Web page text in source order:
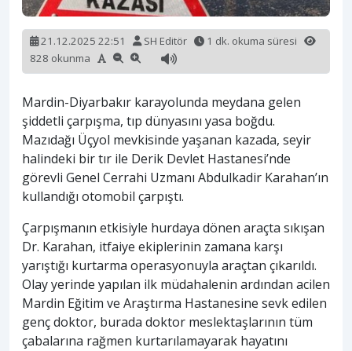
21.12.2025 22:51 SH Editör
1 dk. okuma süresi
828 okunma
Mardin-Diyarbakır karayolunda meydana gelen
şiddetli çarpışma, tıp dünyasını yasa boğdu.
Mazıdağı Üçyol mevkisinde yaşanan kazada, seyir
halindeki bir tır ile Derik Devlet Hastanesi’nde
görevli Genel Cerrahi Uzmanı Abdulkadir Karahan’ın
kullandığı otomobil çarpıştı.
Çarpışmanın etkisiyle hurdaya dönen araçta sıkışan
Dr. Karahan, itfaiye ekiplerinin zamana karşı
yarıştığı kurtarma operasyonuyla araçtan çıkarıldı.
Olay yerinde yapılan ilk müdahalenin ardından acilen
Mardin Eğitim ve Araştırma Hastanesine sevk edilen
genç doktor, burada doktor meslektaşlarının tüm
çabalarına rağmen kurtarılamayarak hayatını